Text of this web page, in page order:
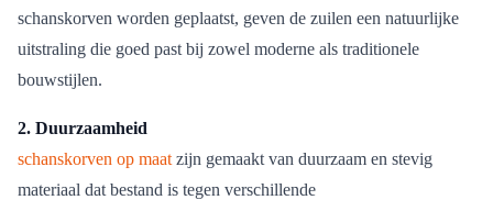
schanskorven worden geplaatst, geven de zuilen een natuurlijke
uitstraling die goed past bij zowel moderne als traditionele
bouwstijlen.
2. Duurzaamheid
schanskorven op maat zijn gemaakt van duurzaam en stevig
materiaal dat bestand is tegen verschillende